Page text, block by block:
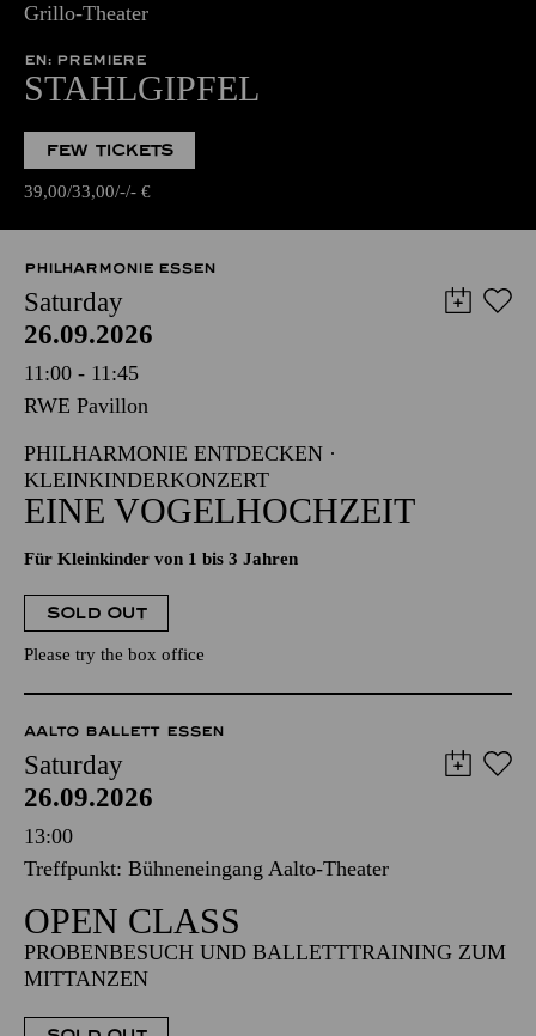
Grillo-Theater
EN: PREMIERE
STAHLGIPFEL
FEW TICKETS
39,00 33,00 - - €
PHILHARMONIE ESSEN
Saturday
26.09.2026
11:00 - 11:45
RWE Pavillon
PHILHARMONIE ENTDECKEN ·
KLEINKINDERKONZERT
EINE VOGELHOCHZEIT
Für Kleinkinder von 1 bis 3 Jahren
SOLD OUT
Please try the box office
AALTO BALLETT ESSEN
Saturday
26.09.2026
13:00
Treffpunkt: Bühneneingang Aalto-Theater
OPEN CLASS
PROBENBESUCH UND BALLETTTRAINING ZUM
MITTANZEN